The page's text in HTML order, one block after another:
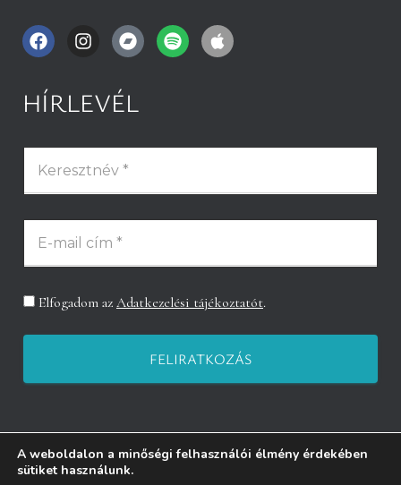
HÍRLEVÉL
Elfogadom az Adatkezelési tájékoztatót.
A weboldalon a minőségi felhasználói élmény érdekében
sütiket használunk.